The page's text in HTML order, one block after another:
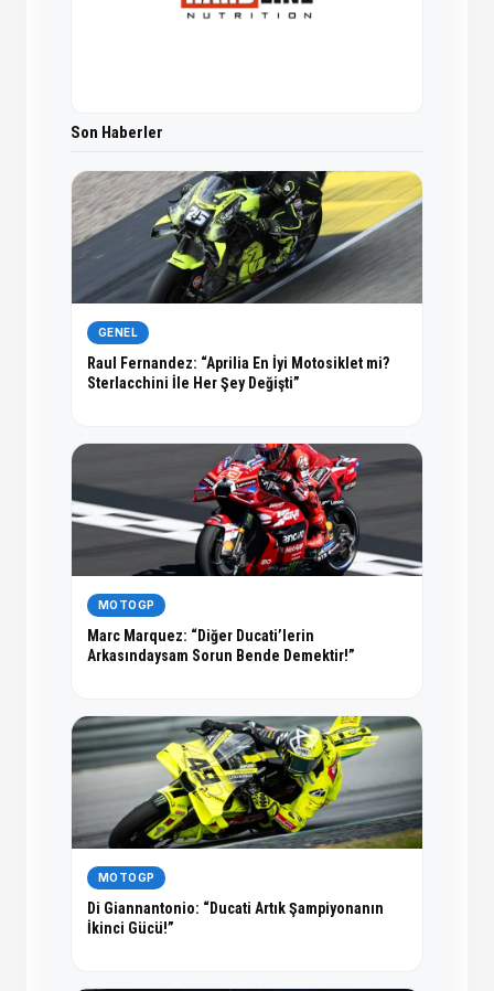
Son Haberler
GENEL
Raul Fernandez: “Aprilia En İyi Motosiklet mi?
Sterlacchini İle Her Şey Değişti”
MOTOGP
Marc Marquez: “Diğer Ducati’lerin
Arkasındaysam Sorun Bende Demektir!”
MOTOGP
Di Giannantonio: “Ducati Artık Şampiyonanın
İkinci Gücü!”